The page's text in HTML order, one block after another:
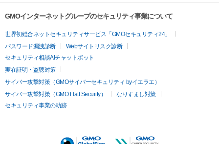
GMOインターネットグループのセキュリティ事業について
世界初総合ネットセキュリティサービス「GMOセキュリティ24」
パスワード漏洩診断
Webサイトリスク診断
セキュリティ相談AIチャットボット
実在証明・盗聴対策
サイバー攻撃対策（GMOサイバーセキュリティ byイエラエ）
サイバー攻撃対策（GMO Flatt Security）
なりすまし対策
セキュリティ事業の軌跡